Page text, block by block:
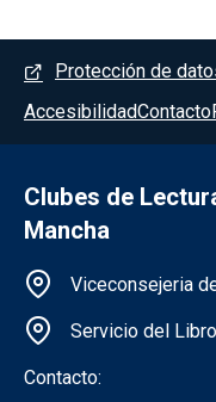
Menú del pie
Protección de
AccesibilidadContacto
Clubes de
Mancha
Información
Viceconsejeria
Servicio del
Contacto: